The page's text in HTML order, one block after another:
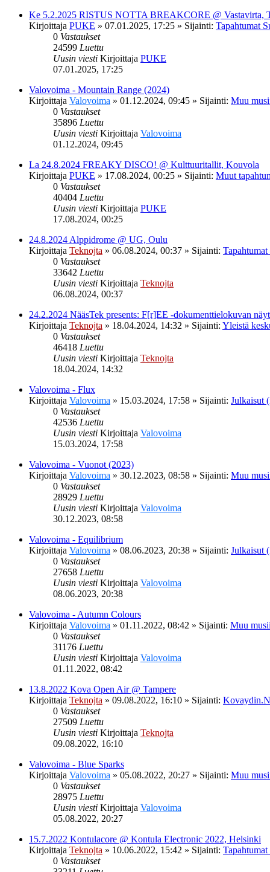
Ke 5.2.2025 RISTUS NOTTA BREAKCORE @ Vastavirta,
Kirjoittaja PUKE » 07.01.2025, 17:25 » Sijainti: Tapahtumat
0 Vastaukset
24599 Luettu
Uusin viesti Kirjoittaja PUKE
07.01.2025, 17:25
Valovoima - Mountain Range (2024)
Kirjoittaja Valovoima » 01.12.2024, 09:45 » Sijainti: Muu
0 Vastaukset
35896 Luettu
Uusin viesti Kirjoittaja Valovoima
01.12.2024, 09:45
La 24.8.2024 FREAKY DISCO! @ Kulttuuritallit, Kouvola
Kirjoittaja PUKE » 17.08.2024, 00:25 » Sijainti: Muut
0 Vastaukset
40404 Luettu
Uusin viesti Kirjoittaja PUKE
17.08.2024, 00:25
24.8.2024 Alppidrome @ UG, Oulu
Kirjoittaja Teknojta » 06.08.2024, 00:37 » Sijainti: Tapahtumat
0 Vastaukset
33642 Luettu
Uusin viesti Kirjoittaja Teknojta
06.08.2024, 00:37
24.2.2024 NääsTek presents: F[r]EE -dokumenttielokuvan
Kirjoittaja Teknojta » 18.04.2024, 14:32 » Sijainti: Yleistä
0 Vastaukset
46418 Luettu
Uusin viesti Kirjoittaja Teknojta
18.04.2024, 14:32
Valovoima - Flux
Kirjoittaja Valovoima » 15.03.2024, 17:58 » Sijainti: Julkaisut
0 Vastaukset
42536 Luettu
Uusin viesti Kirjoittaja Valovoima
15.03.2024, 17:58
Valovoima - Vuonot (2023)
Kirjoittaja Valovoima » 30.12.2023, 08:58 » Sijainti: Muu
0 Vastaukset
28929 Luettu
Uusin viesti Kirjoittaja Valovoima
30.12.2023, 08:58
Valovoima - Equilibrium
Kirjoittaja Valovoima » 08.06.2023, 20:38 » Sijainti: Julkaisut
0 Vastaukset
27658 Luettu
Uusin viesti Kirjoittaja Valovoima
08.06.2023, 20:38
Valovoima - Autumn Colours
Kirjoittaja Valovoima » 01.11.2022, 08:42 » Sijainti: Muu
0 Vastaukset
31176 Luettu
Uusin viesti Kirjoittaja Valovoima
01.11.2022, 08:42
13.8.2022 Kova Open Air @ Tampere
Kirjoittaja Teknojta » 09.08.2022, 16:10 » Sijainti:
0 Vastaukset
27509 Luettu
Uusin viesti Kirjoittaja Teknojta
09.08.2022, 16:10
Valovoima - Blue Sparks
Kirjoittaja Valovoima » 05.08.2022, 20:27 » Sijainti: Muu
0 Vastaukset
28975 Luettu
Uusin viesti Kirjoittaja Valovoima
05.08.2022, 20:27
15.7.2022 Kontulacore @ Kontula Electronic 2022, Helsinki
Kirjoittaja Teknojta » 10.06.2022, 15:42 » Sijainti: Tapahtumat
0 Vastaukset